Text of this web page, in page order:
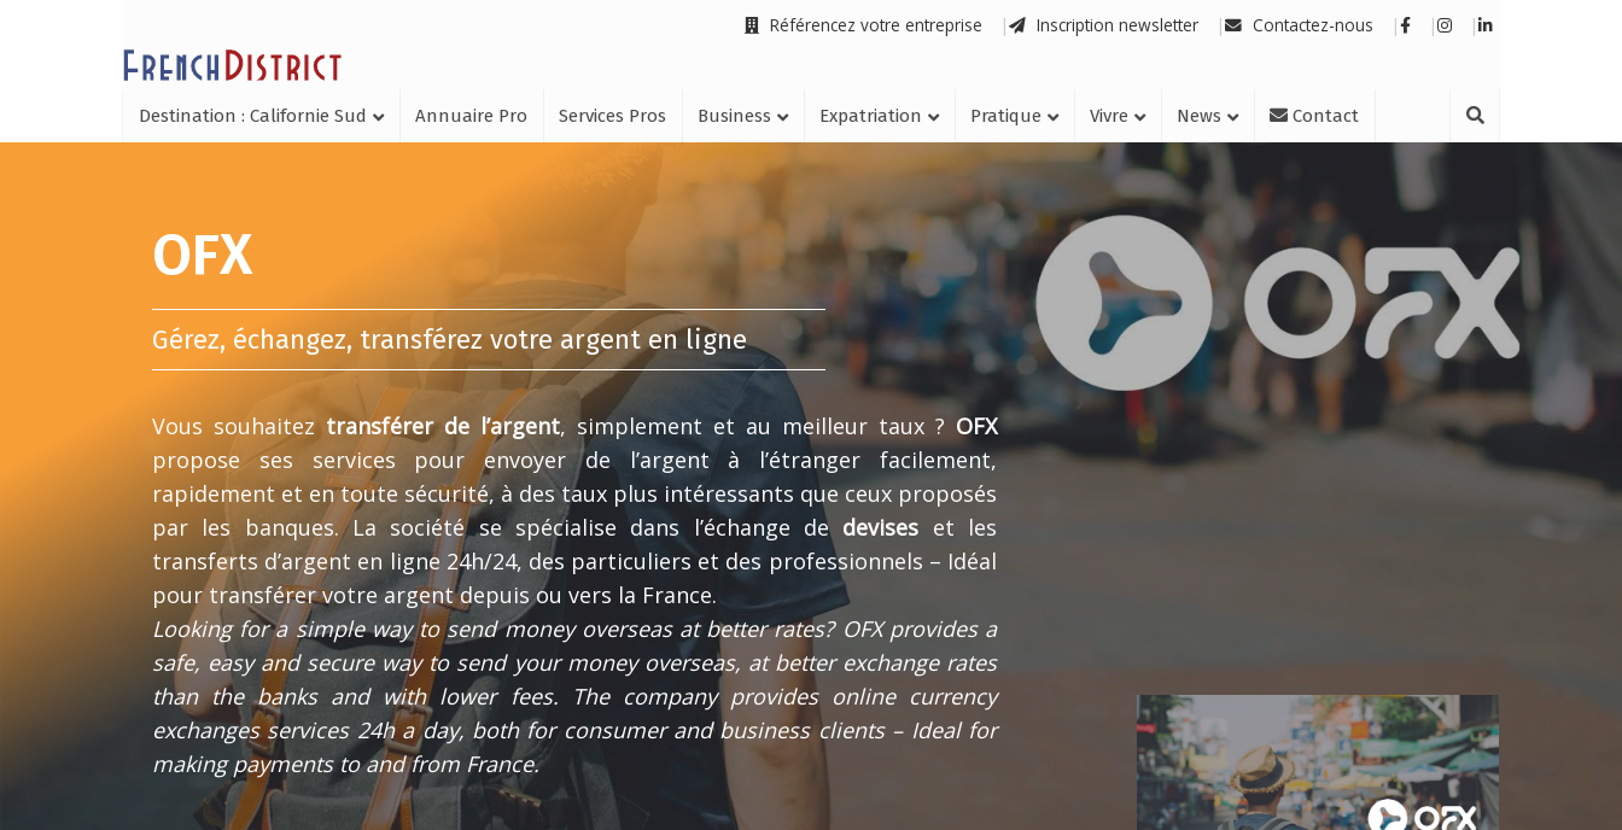
Référencez votre entreprise Inscription newsletter Contactez-nous
Destination : Californie Sud Annuaire Pro Services Pros Business Expatriation Pratique Vivre News Contact
OFX
Gérez, échangez, transférez votre argent en ligne
Vous souhaitez transférer de l’argent, simplement et au meilleur taux ? OFX
propose ses services pour envoyer de l’argent à l’étranger facilement,
rapidement et en toute sécurité, à des taux plus intéressants que ceux proposés
par les banques. La société se spécialise dans l’échange de devises et les
transferts d’argent en ligne 24h/24, des particuliers et des professionnels – Idéal
pour transférer votre argent depuis ou vers la France.
Looking for a simple way to send money overseas at better rates? OFX provides a
safe, easy and secure way to send your money overseas, at better exchange rates
than the banks and with lower fees. The company provides online currency
exchanges services 24h a day, both for consumer and business clients – Ideal for
making payments to and from France.